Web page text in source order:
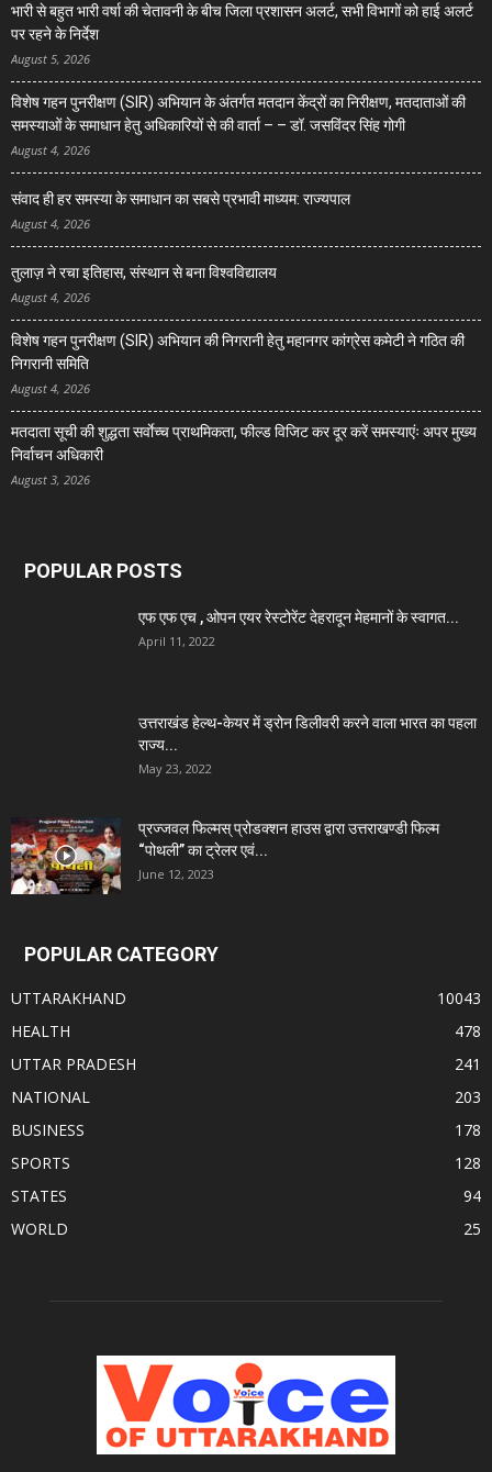
भारी से बहुत भारी वर्षा की चेतावनी के बीच जिला प्रशासन अलर्ट, सभी विभागों को हाई अलर्ट
पर रहने के निर्देश
August 5, 2026
विशेष गहन पुनरीक्षण (SIR) अभियान के अंतर्गत मतदान केंद्रों का निरीक्षण, मतदाताओं की
समस्याओं के समाधान हेतु अधिकारियों से की वार्ता – – डॉ. जसविंदर सिंह गोगी
August 4, 2026
संवाद ही हर समस्या के समाधान का सबसे प्रभावी माध्यम: राज्यपाल
August 4, 2026
तुलाज़ ने रचा इतिहास, संस्थान से बना विश्वविद्यालय
August 4, 2026
विशेष गहन पुनरीक्षण (SIR) अभियान की निगरानी हेतु महानगर कांग्रेस कमेटी ने गठित की
निगरानी समिति
August 4, 2026
मतदाता सूची की शुद्धता सर्वाेच्च प्राथमिकता, फील्ड विजिट कर दूर करें समस्याएंः अपर मुख्य
निर्वाचन अधिकारी
August 3, 2026
POPULAR POSTS
एफ एफ एच , ओपन एयर रेस्टोरेंट देहरादून मेहमानों के स्वागत...
April 11, 2022
उत्तराखंड हेल्थ-केयर में ड्रोन डिलीवरी करने वाला भारत का पहला
राज्य...
May 23, 2022
प्रज्जवल फिल्मस् प्रोडक्शन हाउस द्वारा उत्तराखण्डी फिल्म
“पोथली” का ट्रेलर एवं...
June 12, 2023
POPULAR CATEGORY
UTTARAKHAND
10043
HEALTH
478
UTTAR PRADESH
241
NATIONAL
203
BUSINESS
178
SPORTS
128
STATES
94
WORLD
25